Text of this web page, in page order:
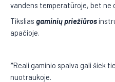
vandens temperatūroje, bet ne
Tikslias gaminių priežiūros
apačioje.
*Reali gaminio spalva gali šiek
nuotraukoje.